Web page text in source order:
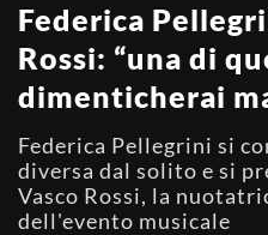
Federica
Rossi: “una di
dimenticherai
Federica Pellegrini si
diversa dal solito e si
Vasco Rossi, la
dell'evento musicale